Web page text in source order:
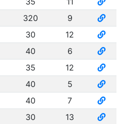
320
9
30
12
40
6
35
12
40
5
40
7
30
13